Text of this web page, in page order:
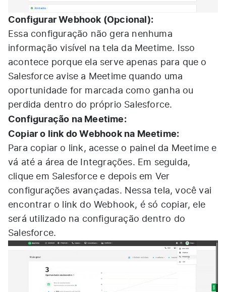
Configurar Webhook (Opcional):
Essa configuração não gera nenhuma
informação visível na tela da Meetime. Isso
acontece porque ela serve apenas para que o
Salesforce avise a Meetime quando uma
oportunidade for marcada como ganha ou
perdida dentro do próprio Salesforce.
Configuração na Meetime:
Copiar o link do Webhook na Meetime:
Para copiar o link, acesse o painel da Meetime e
vá até a área de Integrações. Em seguida,
clique em Salesforce e depois em Ver
configurações avançadas. Nessa tela, você vai
encontrar o link do Webhook, é só copiar, ele
será utilizado na configuração dentro do
Salesforce.